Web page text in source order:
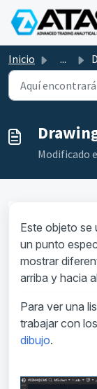
Saltar al
Inicio ...
Modificado
Este objeto se
un punto
mostrar
arriba y hacia
Para ver una
trabajar con
dibujo.